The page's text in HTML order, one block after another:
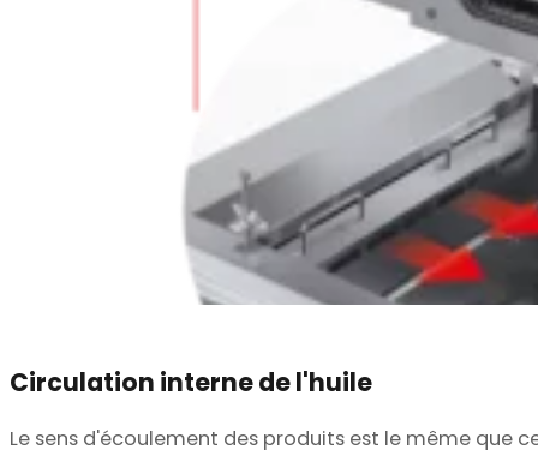
Circulation interne de l'huile
Le sens d'écoulement des produits est le même que